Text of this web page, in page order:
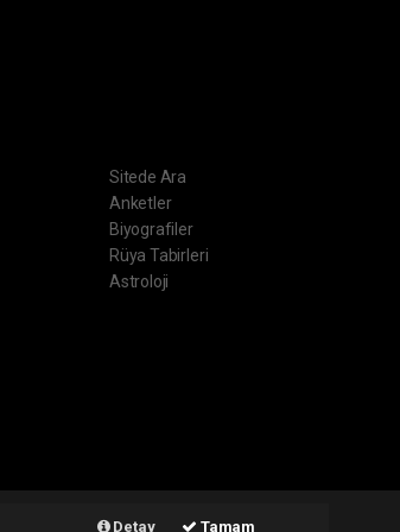
Detay Tamam
Sitede Ara
Anketler
Biyografiler
Rüya Tabirleri
Astroloji
Haber Yazılımı: Web Aksiyon ®